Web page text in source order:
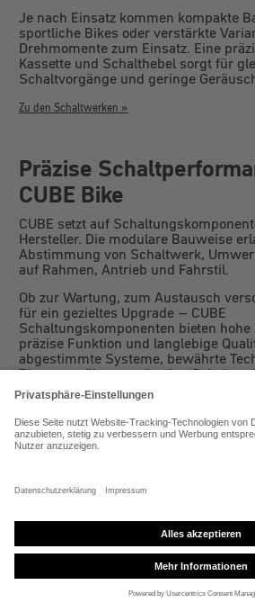
Je nach Einsatz kommen kompakte
sportliche Bikes oder verstärkte
Drehmomente zum Einsatz. Eine
Kassette und Schalthebel sorgt für
Schaltvorgänge und geringe
Zu den Schaltwerken »
Präzise
CUBE Bike
CUBE setzt auf
Hersteller. Die modulare Bauweise
Abstimmung von Schaltwerk,
auf Rahmen, Antrieb und Fahrstil.
Ob zur Wartung, zum Austausch
für ein gezieltes Upgrade – CUBE
Schaltungskomponenten bieten
präzise Funktion und langlebige
abgestimmte Systeme, bewährte
Einsatzprofile entsteht eine
Kontrolle, Effizienz und Fahrkomfort